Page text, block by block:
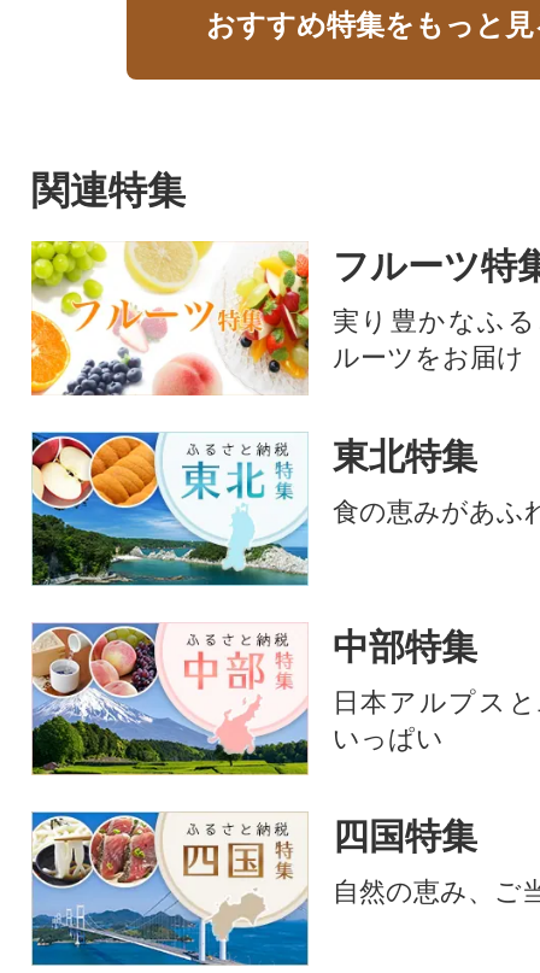
おすすめ特集をもっと
関連特集
フルーツ特
実り豊かなふ
ルーツをお届け
東北特集
食の恵みがあふ
中部特集
日本アルプス
いっぱい
四国特集
自然の恵み、ご